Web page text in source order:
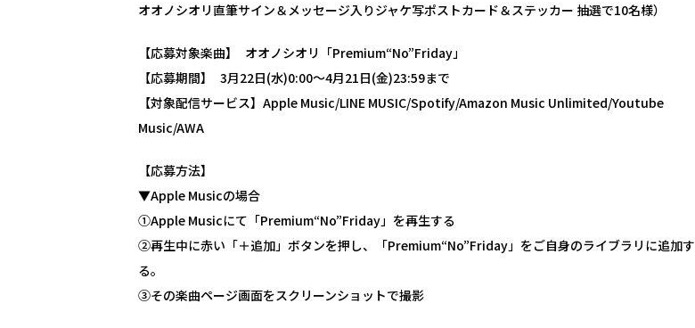
オオノシオリ直筆サイン＆メッセージ入りジャケ写ポストカード＆ステッカー 抽選で10名様）
【応募対象楽曲】 オオノシオリ「Premium“No”Friday」
【応募期間】 3月22日(水)0:00〜4月21日(金)23:59まで
【対象配信サービス】Apple Music/LINE MUSIC/Spotify/Amazon Music Unlimited/Youtube
Music/AWA
【応募方法】
▼Apple Musicの場合
①Apple Musicにて「Premium“No”Friday」を再生する
②再生中に赤い「＋追加」ボタンを押し、「Premium“No”Friday」をご自身のライブラリに追加す
る。
③その楽曲ページ画面をスクリーンショットで撮影